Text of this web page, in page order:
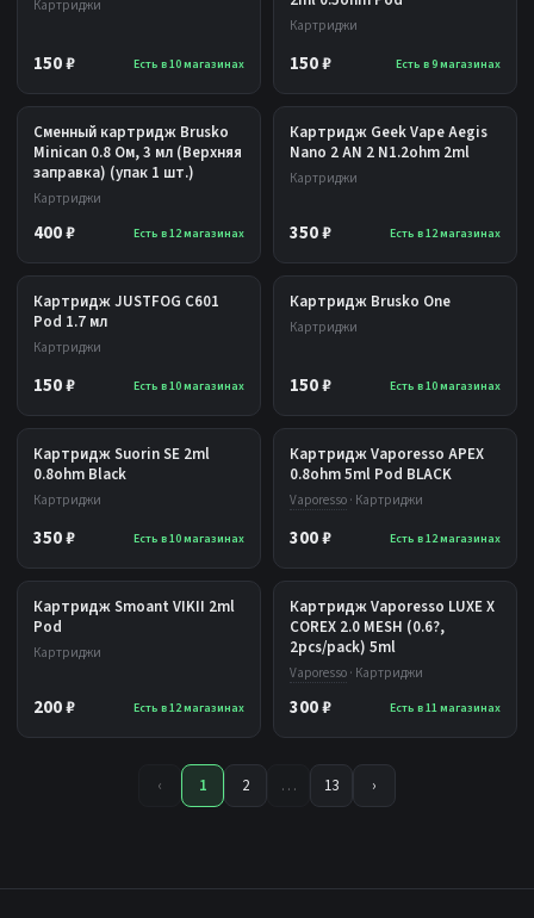
Картриджи
150 ₽ Есть в 10 магазинах
Картриджи
150 ₽ Есть в 9 магазинах
Сменный картридж Brusko
Minican 0.8 Ом, 3 мл (Верхняя
заправка) (упак 1 шт.)
Картриджи
400 ₽ Есть в 12 магазинах
Картридж Geek Vape Aegis
Nano 2 AN 2 N1.2ohm 2ml
Картриджи
350 ₽ Есть в 12 магазинах
Картридж JUSTFOG C601
Pod 1.7 мл
Картриджи
150 ₽ Есть в 10 магазинах
Картридж Brusko One
Картриджи
150 ₽ Есть в 10 магазинах
Картридж Suorin SE 2ml
0.8ohm Black
Картриджи
350 ₽ Есть в 10 магазинах
Картридж Vaporesso APEX
0.8ohm 5ml Pod BLACK
Vaporesso · Картриджи
300 ₽ Есть в 12 магазинах
Картридж Smoant VIKII 2ml
Pod
Картриджи
200 ₽ Есть в 12 магазинах
Картридж Vaporesso LUXE X
COREX 2.0 MESH (0.6?,
2pcs/pack) 5ml
Vaporesso · Картриджи
300 ₽ Есть в 11 магазинах
‹ 1 2 … 13 ›